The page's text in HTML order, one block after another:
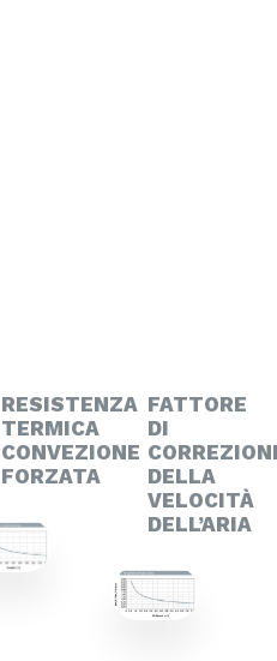
RESISTENZA
TERMICA
CONVEZIONE
FORZATA
FATTORE
DI
DELLA
VELOCITÀ
DELL’ARIA